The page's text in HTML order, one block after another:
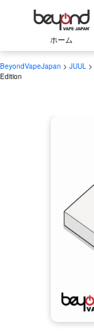
ホーム
BeyondVapeJapan > JUUL >
Edition